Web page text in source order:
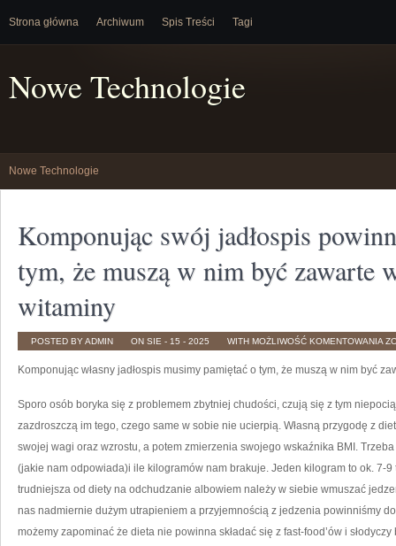
Strona główna Archiwum Spis Treści Tagi
Nowe Technologie
Nowe Technologie
Komponując swój jadłospis
tym, że muszą w nim być zawarte
witaminy
POSTED BY ADMIN ON SIE - 15 - 2025 WITH MOŻLIWOŚĆ KOMENTOWANIA
ŻE
W
Komponując własny jadłospis musimy pamiętać o tym, że muszą w nim być
Sporo osób boryka się z problemem zbytniej chudości, czują się z tym
zazdroszczą im tego, czego same w sobie nie ucierpią. Własną przygodę z
swojej wagi oraz wzrostu, a potem zmierzenia swojego wskaźnika BMI.
(jakie nam odpowiada)i ile kilogramów nam brakuje. Jeden kilogram to ok. 7-
trudniejsza od diety na odchudzanie albowiem należy w siebie wmuszać
nas nadmiernie dużym utrapieniem a przyjemnością z jedzenia powinniśmy
możemy zapominać że dieta nie powinna składać się z fast-food’ów i